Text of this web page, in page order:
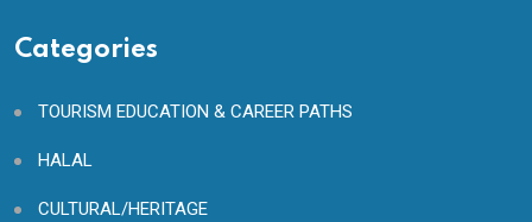
Categories
TOURISM EDUCATION & CAREER PATHS
HALAL
CULTURAL/HERITAGE